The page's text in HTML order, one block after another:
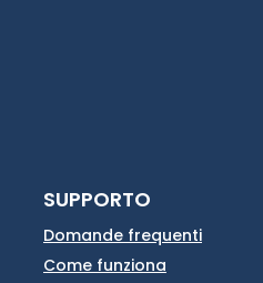
SUPPORTO
Domande frequenti
Come funziona